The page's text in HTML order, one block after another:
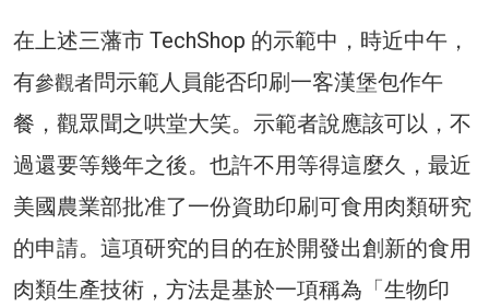
在上述三藩市 TechShop 的示範中，時近中午，
有參觀者問示範人員能否印刷一客漢堡包作午
餐，觀眾聞之哄堂大笑。示範者說應該可以，不
過還要等幾年之後。也許不用等得這麼久，最近
美國農業部批准了一份資助印刷可食用肉類研究
的申請。這項研究的目的在於開發出創新的食用
肉類生產技術，方法是基於一項稱為「生物印